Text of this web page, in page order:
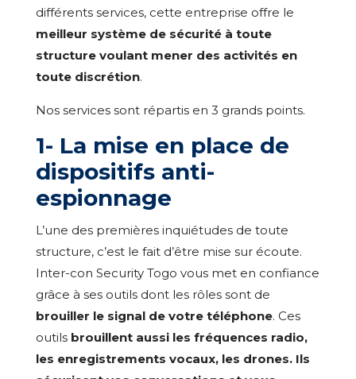
différents services, cette entreprise offre le
meilleur système de sécurité à toute
structure voulant mener des activités en
toute discrétion.
Nos services sont répartis en 3 grands points.
1- La mise en place de
dispositifs anti-
espionnage
L’une des premières inquiétudes de toute
structure, c’est le fait d’être mise sur écoute.
Inter-con Security Togo vous met en confiance
grâce à ses outils dont les rôles sont de
brouiller le signal de votre téléphone. Ces
outils brouillent aussi les fréquences radio,
les enregistrements vocaux, les drones. Ils